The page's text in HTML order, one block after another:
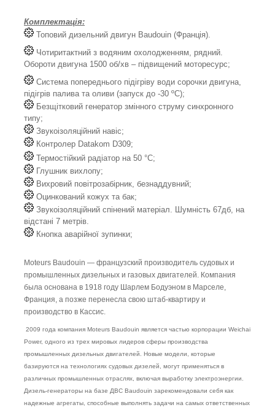
Комплектація:
Топовий дизельний двигун Baudouin (Франція).
Чотиритактний з водяним охолодженням, рядний.
Обороти двигуна 1500 об/хв – підвищений моторесурс;
Система попереднього підігріву води сорочки двигуна,
підігрів палива та оливи (запуск до -30 ºС);
Безщітковий генератор змінного струму синхронного
типу;
Звукоізоляційний навіс;
Контролер Datakom D309;
Термостійкий радіатор на 50 °C;
Глушник вихлопу;
Вихровий повітрозабірник, безнаддувний;
Оцинкований кожух та бак;
Звукоізоляційний спінений матеріал. Шумність 67дб, на
відстані 7 метрів.
Кнопка аварійної зупинки;
Moteurs Baudouin — французский производитель судовых и
промышленных дизельных и газовых двигателей. Компания
была основана в 1918 году Шарлем Бодуэном в Марселе,
Франция, а позже перенесла свою штаб-квартиру и
производство в Кассис.
2009 года компания Moteurs Baudouin является частью корпорации Weichai
Power, одного из трех мировых лидеров сферы производства
промышленных дизельных двигателей. Новые модели, которые
базируются на технологиях судовых дизелей, могут применяться в
различных промышленных отраслях, включая выработку электроэнергии.
Дизель-генераторы на базе ДВС Baudouin зарекомендовали себя как
надежные агрегаты, способные выполнять задачи на самых ответственных